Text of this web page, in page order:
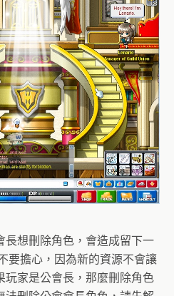
長想刪除角色，會造成留下一
要擔心，因為新的資源不會讓
玩家是公會長，那麼刪除角色